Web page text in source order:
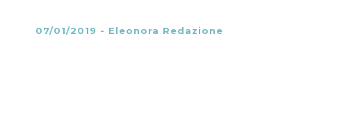
07/01/2019 - Eleonora Redazione